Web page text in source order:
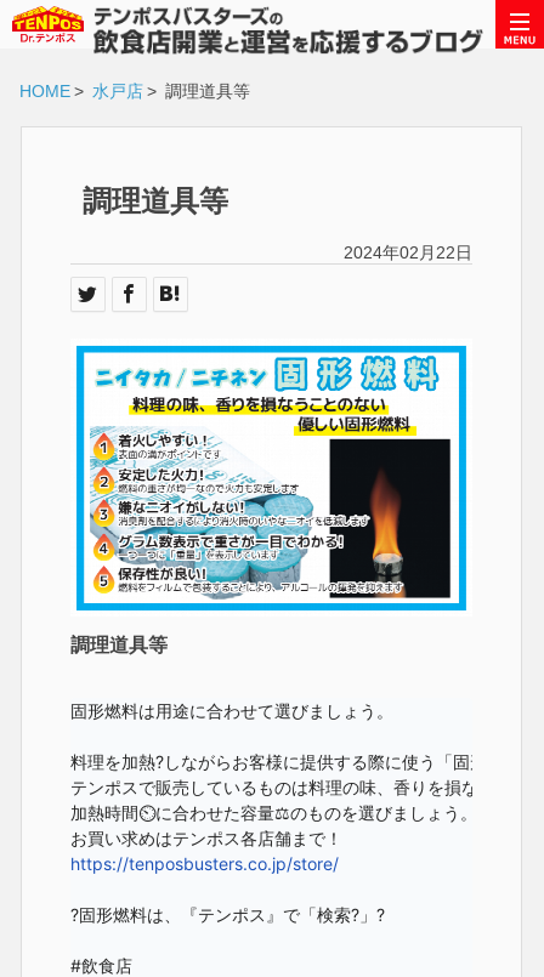
HOME> 水戸店> 調理道具等
調理道具等
2024年02月22日
調理道具等
固形燃料は用途に合わせて選びましょう。
料理を加熱?しながらお客様に提供する際に使う「固形燃料」
テンポスで販売しているものは料理の味、香りを損なうこと
加熱時間⏲に合わせた容量⚖のものを選びましょう。
https://tenposbusters.co.jp/store/
?固形燃料は、『テンポス』で「検索?」?
#飲食店